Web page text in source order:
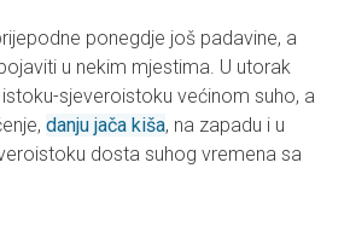
ponegdje još padavine, a
u nekim mjestima. U utorak
sjeveroistoku većinom suho, a
danju jača kiša, na zapadu i u
dosta suhog vremena sa